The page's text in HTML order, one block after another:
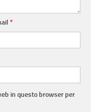
*
in questo browser per